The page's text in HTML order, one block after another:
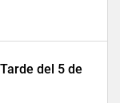
del 5 de